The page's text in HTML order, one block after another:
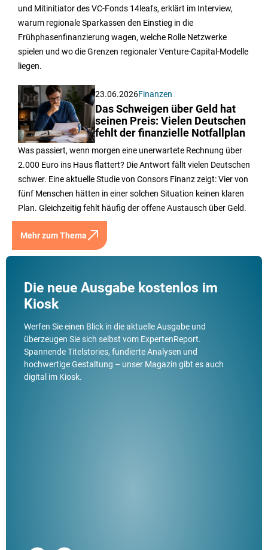
und Mitinitiator des VC-Fonds 14leafs, erklärt im Interview,
warum regionale Sparkassen den Einstieg in die
Frühphasenfinanzierung wagen, welche Rolle Netzwerke
spielen und wo die Grenzen regionaler Venture-Capital-Modelle
liegen.
23.06.2026Finanzen
Das Schweigen über Geld hat
seinen Preis: Vielen Deutschen
fehlt der finanzielle Notfallplan
Was passiert, wenn morgen eine unerwartete Rechnung über
2.000 Euro ins Haus flattert? Die Antwort fällt vielen Deutschen
schwer. Eine aktuelle Studie von Consors Finanz zeigt: Vier von
fünf Menschen hätten in einer solchen Situation keinen klaren
Plan. Gleichzeitig fehlt häufig der offene Austausch über Geld.
Mehr zum Thema
Die neue Ausgabe kostenlos im
Kiosk
Werfen Sie einen Blick in die aktuelle Ausgabe und
überzeugen Sie sich selbst vom ExpertenReport.
Spannende Titelstories, fundierte Analysen und
hochwertige Gestaltung – unser Magazin gibt es auch
digital im Kiosk.